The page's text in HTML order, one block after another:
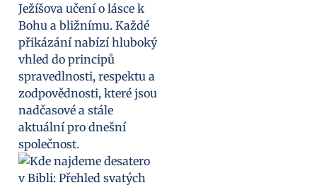
Ježíšova učení o lásce k
Bohu a bližnímu. Každé
přikázání nabízí hluboký
vhled do principů
spravedlnosti, respektu a
zodpovědnosti, které jsou
nadčasové a stále
aktuální pro dnešní
společnost.